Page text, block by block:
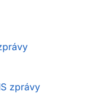
zprávy